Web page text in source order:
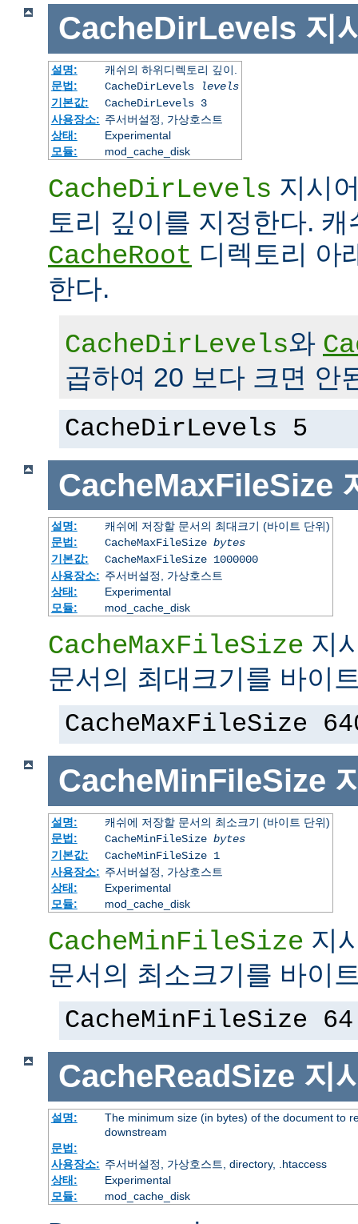
CacheDirLevels 지
설명:
캐쉬의 하위디렉토리 깊이.
문법:
CacheDirLevels
levels
기본값:
CacheDirLevels 3
사용장소: 주서버설정, 가상호스트
상태:
Experimental
모듈:
mod_cache_disk
CacheDirLevels 지시
토리 깊이를 지정한다.
CacheRoot 디렉토리 아
한다.
CacheDirLevels와
곱하여 20 보다 크면 안
CacheDirLevels 5
CacheMaxFileSize
설명:
캐쉬에 저장할 문서의 최대크기 (바이트 단위)
문법:
CacheMaxFileSize bytes
기본값:
CacheMaxFileSize 1000000
사용장소: 주서버설정, 가상호스트
상태:
Experimental
모듈:
mod_cache_disk
CacheMaxFileSize 지
문서의 최대크기를 바이
CacheMaxFileSize
CacheMinFileSize
설명:
캐쉬에 저장할 문서의 최소크기 (바이트 단위)
문법:
CacheMinFileSize bytes
기본값:
CacheMinFileSize 1
사용장소: 주서버설정, 가상호스트
상태:
Experimental
모듈:
mod_cache_disk
CacheMinFileSize 지
문서의 최소크기를 바이
CacheMinFileSize 64
CacheReadSize 지
설명:
The minimum size (in bytes) of the document to
downstream
문법:
사용장소: 주서버설정, 가상호스트, directory, .htaccess
상태:
Experimental
모듈:
mod_cache_disk